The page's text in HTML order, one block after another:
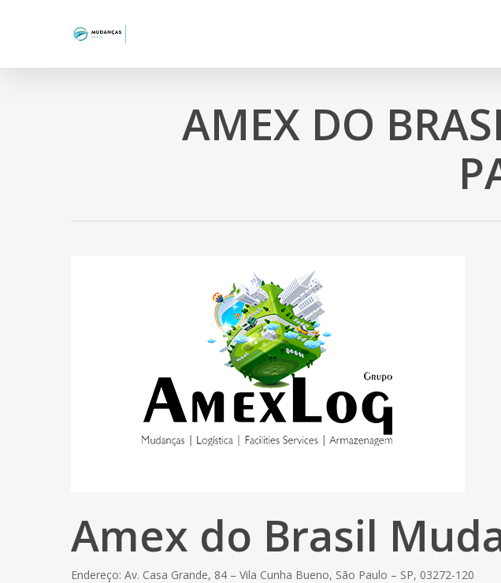
content
AMEX DO
Amex do Brasil
Endereço: Av. Casa Grande, 84 – Vila Cunha Bueno, São Paulo – SP, 03272-120